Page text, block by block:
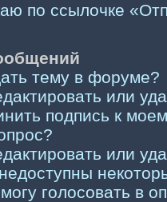
по ссылочке
тему в форуме?
или
подпись к
или
голосовать в